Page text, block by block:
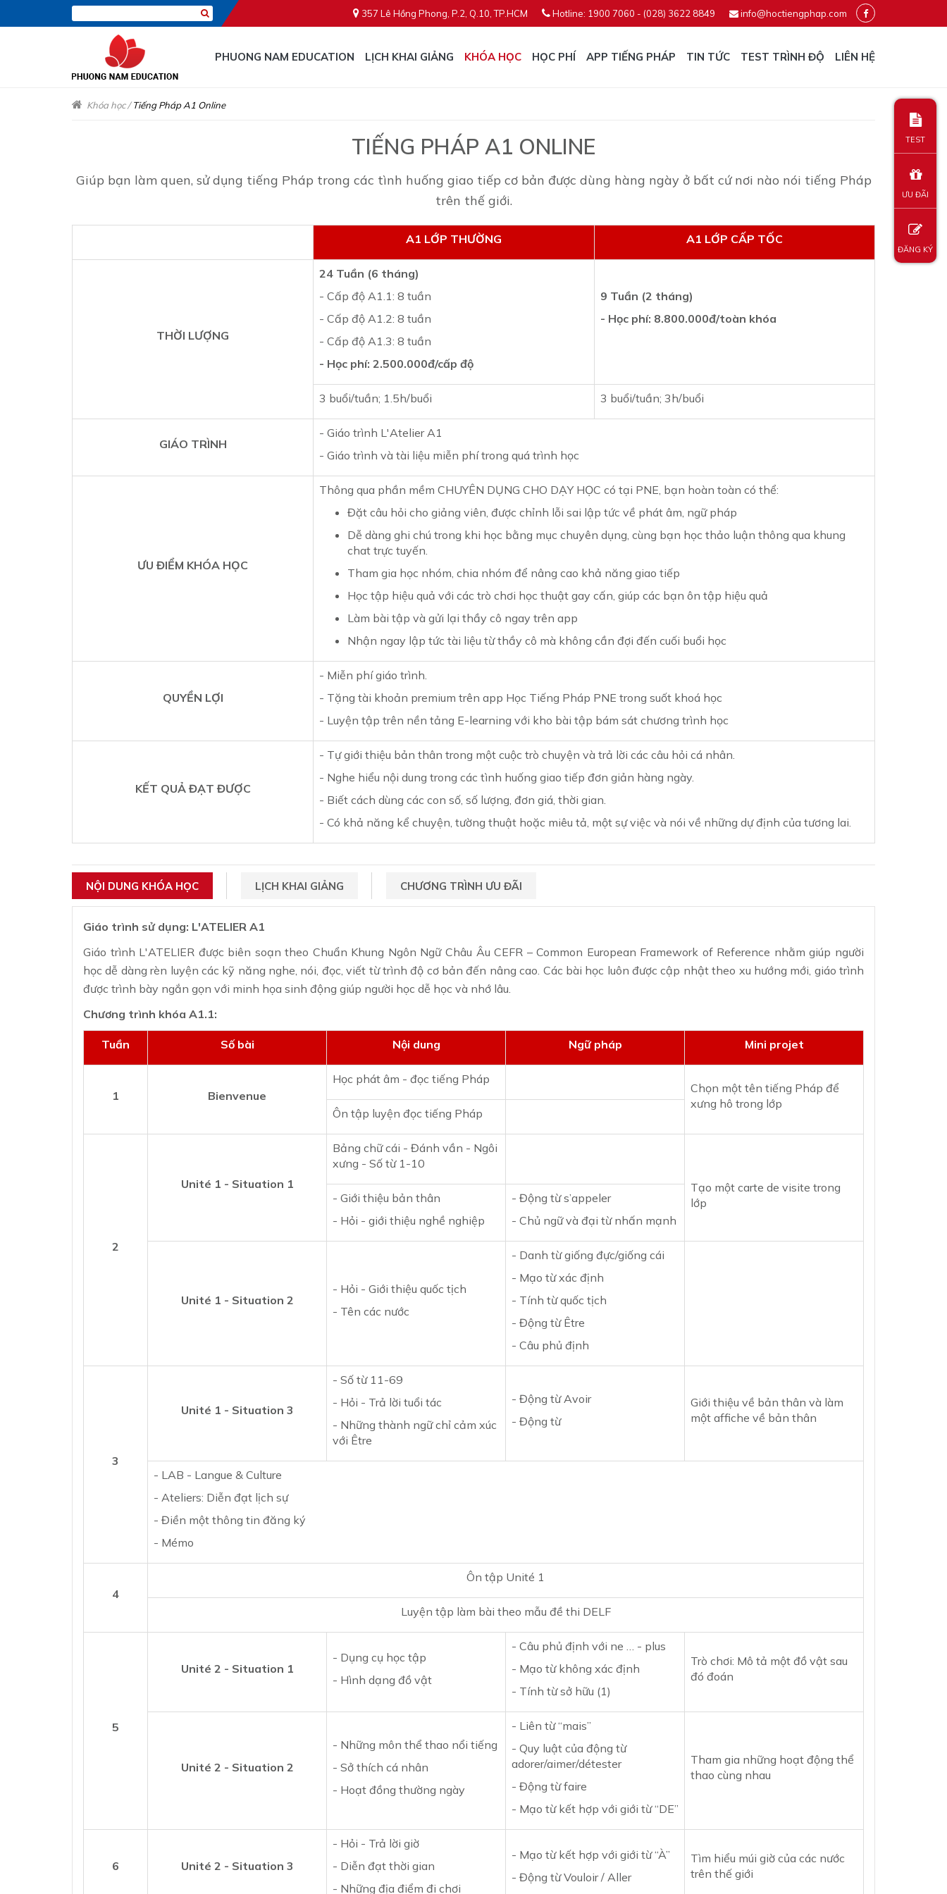
357 Lê Hồng Phong, P.2, Q.10, TP.HCM Hotline: 1900 7060 - (028) 3622 8849 info@hoctiengphap.com
PHUONG NAM EDUCATION LỊCH KHAI GIẢNG KHÓA HỌC HỌC PHÍ APP TIẾNG PHÁP TIN TỨC TEST TRÌNH ĐỘ LIÊN HỆ
Khóa học/Tiếng Pháp A1 Online
TIẾNG PHÁP A1 ONLINE
Giúp bạn làm quen, sử dụng tiếng Pháp trong các tình huống giao tiếp cơ bản được dùng hàng ngày ở bất cứ nơi nào nói tiếng Pháp
trên thế giới.
A1 LỚP THƯỜNG A1 LỚP CẤP TỐC
THỜI LƯỢNG
24 Tuần (6 tháng)
- Cấp độ A1.1: 8 tuần
- Cấp độ A1.2: 8 tuần
- Cấp độ A1.3: 8 tuần
- Học phí: 2.500.000đ/cấp độ
9 Tuần (2 tháng)
- Học phí: 8.800.000đ/toàn khóa
3 buổi/tuần; 1.5h/buổi 3 buổi/tuần; 3h/buổi
GIÁO TRÌNH
- Giáo trình L'Atelier A1
- Giáo trình và tài liệu miễn phí trong quá trình học
ƯU ĐIỂM KHÓA HỌC
Thông qua phần mềm CHUYÊN DỤNG CHO DẠY HỌC có tại PNE, bạn hoàn toàn có thể:
Đặt câu hỏi cho giảng viên, được chỉnh lỗi sai lập tức về phát âm, ngữ pháp
Dễ dàng ghi chú trong khi học bằng mục chuyên dụng, cùng bạn học thảo luận thông qua khung
chat trực tuyến.
Tham gia học nhóm, chia nhóm để nâng cao khả năng giao tiếp
Học tập hiệu quả với các trò chơi học thuật gay cấn, giúp các bạn ôn tập hiệu quả
Làm bài tập và gửi lại thầy cô ngay trên app
Nhận ngay lập tức tài liệu từ thầy cô mà không cần đợi đến cuối buổi học
QUYỀN LỢI
- Miễn phí giáo trình.
- Tặng tài khoản premium trên app Học Tiếng Pháp PNE trong suốt khoá học
- Luyện tập trên nền tảng E-learning với kho bài tập bám sát chương trình học
KẾT QUẢ ĐẠT ĐƯỢC
- Tự giới thiệu bản thân trong một cuộc trò chuyện và trả lời các câu hỏi cá nhân.
- Nghe hiểu nội dung trong các tình huống giao tiếp đơn giản hàng ngày.
- Biết cách dùng các con số, số lượng, đơn giá, thời gian.
- Có khả năng kể chuyện, tường thuật hoặc miêu tả, một sự việc và nói về những dự định của tương lai.
NỘI DUNG KHÓA HỌC LỊCH KHAI GIẢNG CHƯƠNG TRÌNH ƯU ĐÃI
Giáo trình sử dụng: L'ATELIER A1
Giáo trình L'ATELIER được biên soạn theo Chuẩn Khung Ngôn Ngữ Châu Âu CEFR – Common European Framework of Reference nhằm giúp người
học dễ dàng rèn luyện các kỹ năng nghe, nói, đọc, viết từ trình độ cơ bản đến nâng cao. Các bài học luôn được cập nhật theo xu hướng mới, giáo trình
được trình bày ngắn gọn với minh họa sinh động giúp người học dễ học và nhớ lâu.
Chương trình khóa A1.1:
Tuần Số bài Nội dung Ngữ pháp Mini projet
1 Bienvenue
Học phát âm - đọc tiếng Pháp
Chọn một tên tiếng Pháp để
xưng hô trong lớp
Ôn tập luyện đọc tiếng Pháp
2
Unité 1 - Situation 1
Bảng chữ cái - Đánh vần - Ngôi
xưng - Số từ 1-10
Tạo một carte de visite trong
lớp
- Giới thiệu bản thân
- Hỏi - giới thiệu nghề nghiệp
- Động từ s’appeler
- Chủ ngữ và đại từ nhấn mạnh
Unité 1 - Situation 2
- Hỏi - Giới thiệu quốc tịch
- Tên các nước
- Danh từ giống đực/giống cái
- Mạo từ xác định
- Tính từ quốc tịch
- Động từ Être
- Câu phủ định
3
Unité 1 - Situation 3
- Số từ 11-69
- Hỏi - Trả lời tuổi tác
- Những thành ngữ chỉ cảm xúc
với Être
- Động từ Avoir
- Động từ
Giới thiệu về bản thân và làm
một affiche về bản thân
- LAB - Langue & Culture
- Ateliers: Diễn đạt lịch sự
- Điền một thông tin đăng ký
- Mémo
4
Ôn tập Unité 1
Luyện tập làm bài theo mẫu đề thi DELF
5
Unité 2 - Situation 1
- Dụng cụ học tập
- Hình dạng đồ vật
- Câu phủ định với ne … - plus
- Mạo từ không xác định
- Tính từ sở hữu (1)
Trò chơi: Mô tả một đồ vật sau
đó đoán
Unité 2 - Situation 2
- Những môn thể thao nổi tiếng
- Sở thích cá nhân
- Hoạt đồng thường ngày
- Liên từ “mais”
- Quy luật của động từ
adorer/aimer/détester
- Động từ faire
- Mạo từ kết hợp với giới từ “DE”
Tham gia những hoạt động thể
thao cùng nhau
6 Unité 2 - Situation 3
- Hỏi - Trả lời giờ
- Diễn đạt thời gian
- Những địa điểm đi chơi
- Mạo từ kết hợp với giới từ “À”
- Động từ Vouloir / Aller
Tìm hiểu múi giờ của các nước
trên thế giới
TEST
ƯU ĐÃI
ĐĂNG KÝ